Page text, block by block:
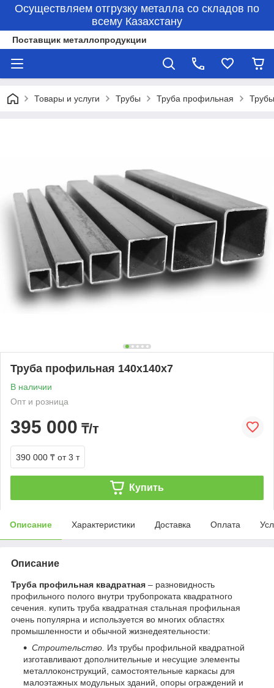
Осуществляем отгрузку металла со складов по
всему Казахстану
Поставщик металлопродукции
Товары и услуги Трубы Труба профильная
Труба профильная 140х140х7
В наличии
Опт и розница
395 000 ₸/т
390 000 ₸ от 3 т
Купить
Описание Характеристики Доставка Оплата
Описание
Труба профильная квадратная – разновидность
профильного полого внутри трубопроката квадратного
сечения. купить труба квадратная стальная профильная
очень популярна и используется во многих областях
промышленности и обычной жизнедеятельности:
Строительство. Из трубы профильной квадратной
изготавливают дополнительные и несущие элементы
металлоконструкций, самостоятельные каркасы для
малоэтажных модульных зданий, опоры ограждений и